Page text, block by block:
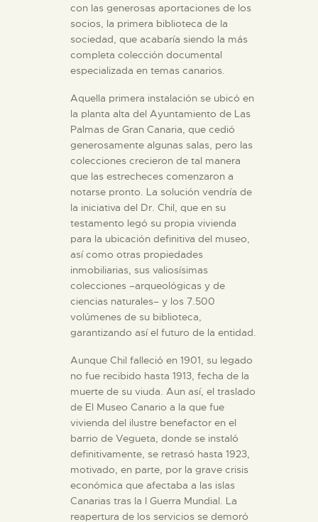
con las generosas aportaciones de los
socios, la primera biblioteca de la
sociedad, que acabaría siendo la más
completa colección documental
especializada en temas canarios.
Aquella primera instalación se ubicó en
la planta alta del Ayuntamiento de Las
Palmas de Gran Canaria, que cedió
generosamente algunas salas, pero las
colecciones crecieron de tal manera
que las estrecheces comenzaron a
notarse pronto. La solución vendría de
la iniciativa del Dr. Chil, que en su
testamento legó su propia vivienda
para la ubicación definitiva del museo,
así como otras propiedades
inmobiliarias, sus valiosísimas
colecciones –arqueológicas y de
ciencias naturales– y los 7.500
volúmenes de su biblioteca,
garantizando así el futuro de la entidad.
Aunque Chil falleció en 1901, su legado
no fue recibido hasta 1913, fecha de la
muerte de su viuda. Aun así, el traslado
de El Museo Canario a la que fue
vivienda del ilustre benefactor en el
barrio de Vegueta, donde se instaló
definitivamente, se retrasó hasta 1923,
motivado, en parte, por la grave crisis
económica que afectaba a las islas
Canarias tras la I Guerra Mundial. La
reapertura de los servicios se demoró